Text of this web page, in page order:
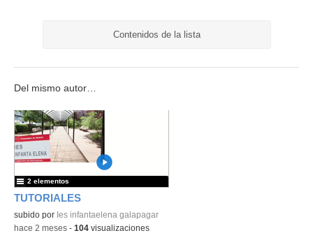
Contenidos de la lista
Del mismo autor…
TUTORIALES
subido por Ies infantaelena galapagar
2 elementos
-hace 2 meses - 104 visualizaciones